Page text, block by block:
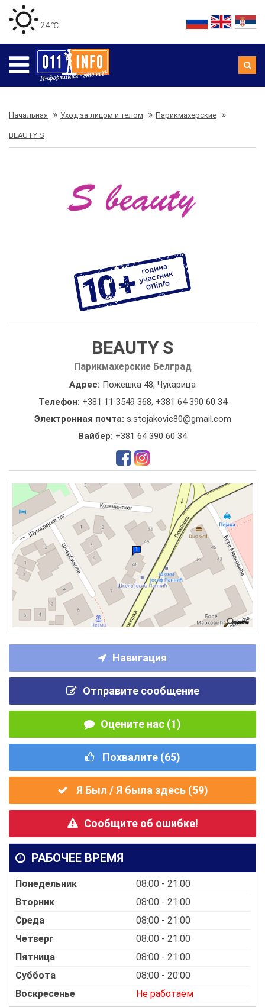
24 ℃
Начальная Уход за лицом и телом Парикмахерские
BEAUTY S
BEAUTY S
Парикмахерские Белград
Адрес: Пожешка 48, Чукарица
Телефон: +381 11 3549 368, +381 64 390 60 34
Электронная почта: s.stojakovic80@gmail.com
Вайбер: +381 64 390 60 34
Навигация
Отправите сообщение
Оцените нас (1)
Похвалите (65)
Я Был / Я была здесь (59)
Сообщите об ошибке!
РАБОЧЕЕ ВРЕМЯ
Понедельник
08:00 - 21:00
Вторник
08:00 - 21:00
Среда
08:00 - 21:00
Четверг
08:00 - 21:00
Пятница
08:00 - 21:00
Суббота
08:00 - 20:00
Воскресенье
Не работаем